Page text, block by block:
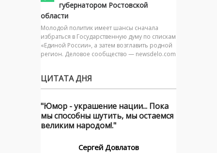
губернатором Ростовской
области
Молодой политик имеет шансы сначала
избраться в Государственную думу по спискам
«Единой России», а затем возглавить родной
регион. Деловое сообщество — newsdelo.com
ЦИТАТА ДНЯ
"Юмор - украшение нации... Пока
мы способны шутить, мы остаемся
великим народом!."
Сергей Довлатов